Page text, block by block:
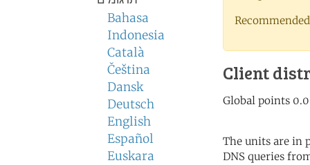
Bahasa
Indonesia
Català
Čeština
Dansk
Deutsch
English
Español
Euskara
Client
The units are in
DNS queries